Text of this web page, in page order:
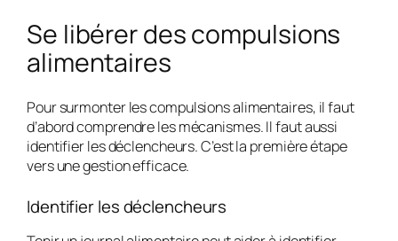
Se libérer des compulsions
alimentaires
Poursurmonter les compulsions alimentaires, il faut
d’abord comprendre les mécanismes. Il faut aussi
identifier les déclencheurs. C’est la première étape
vers une gestion efficace.
Identifier les déclencheurs